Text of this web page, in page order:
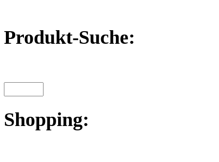
Produkt-Suche:
Shopping: